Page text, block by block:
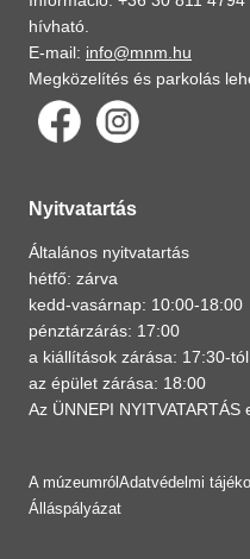
hívható.
E-mail: info@mnm.hu
Megközelítés és parkolás
Nyitvatartás
Általános nyitvatartás
hétfő: zárva
kedd-vasárnap: 10:00-18:00
pénztárzárás: 17:00
a kiállítások zárása: 17:30-tól
az épület zárása: 18:00
Az ÜNNEPI NYITVATARTÁS
A múzeumról Adatvédelmi
Álláspályázat